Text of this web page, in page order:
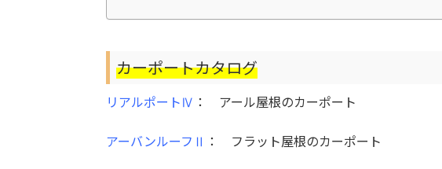
カーポートカタログ
リアルポートⅣ ： アール屋根のカーポート
アーバンルーフⅡ ： フラット屋根のカーポート